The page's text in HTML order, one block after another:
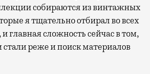
собираются из винтажных
я тщательно отбирал во всех
и главная сложность сейчас в том,
стали реже и поиск материалов